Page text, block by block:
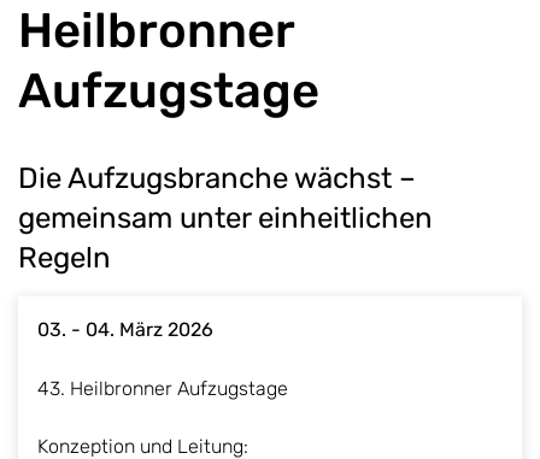
Heilbronner
Aufzugstage
Die Aufzugsbranche wächst –
gemeinsam unter einheitlichen
Regeln
03. - 04. März 2026
43. Heilbronner Aufzugstage
Konzeption und Leitung: